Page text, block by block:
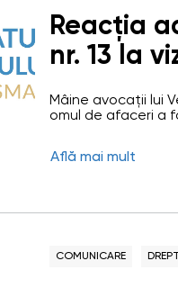
Reacția
nr. 13 la
această
Mâine avocații lui
omul de afaceri a
Maia Bănărescu,
Află mai mult
COMUNICARE